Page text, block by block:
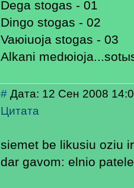
Dega stogas - 01
Dingo stogas - 02
Vaюiuoja stogas - 03
Alkani
# Дата: 12 Сен 2008
Цитата
siemet be likusiu oziu
dar gavom: elnio